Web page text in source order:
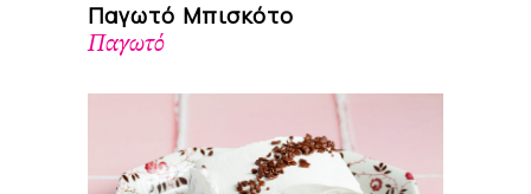
Παγωτό Μπισκότο
Παγωτό